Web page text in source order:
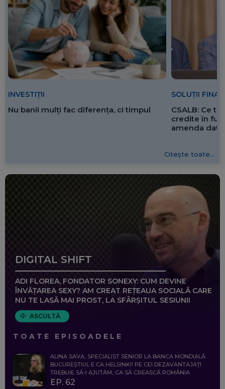
INVESTIȚII
Nu banii mulți fac diferența, ci timpul
SOLUȚII
CSALB: Ce
credite în
amenda
Citește toate...
DIGITAL SHIFT
ADI FLOREA, FONDATOR SONEXY: CUM DEVINE
ÎNVĂȚAREA SEXY? AM CREAT REȚEAUA SOCIALĂ CARE
NU TE LASĂ MAI PROST, LA SFÂRȘITUL SESIUNII
ASCULTĂ
TOATE EPISOADELE
ALINA SAVA, SPECIALIST SENIOR LA BANCA MONDIALĂ:
BUCUREȘTIUL E CA HELSINKI! PE CEI DEZAVANTAJAȚI
TREBUIE SĂ-I AJUTĂM, CA SĂ CREASCĂ ROMÂNIA
EP. 62